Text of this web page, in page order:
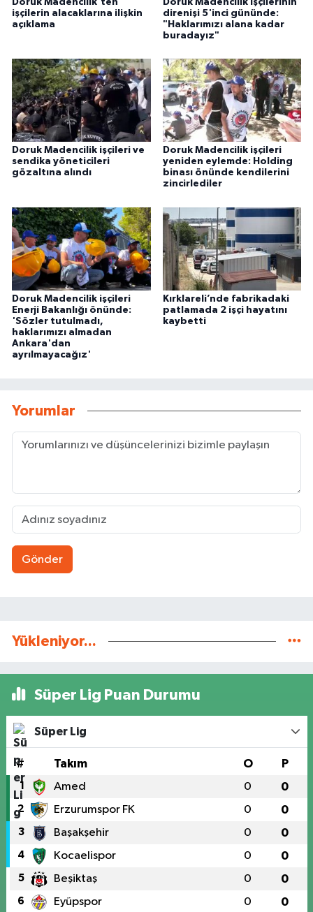
işçilerin alacaklarına ilişkin
açıklama
direnişi 5'inci gününde:
"Haklarımızı alana kadar
buradayız"
Doruk Madencilik işçileri ve
sendika yöneticileri
gözaltına alındı
Doruk Madencilik işçileri
yeniden eylemde: Holding
binası önünde kendilerini
zincirlediler
Doruk Madencilik işçileri
Enerji Bakanlığı önünde:
'Sözler tutulmadı,
haklarımızı almadan
Ankara'dan
ayrılmayacağız'
Kırklareli’nde fabrikadaki
patlamada 2 işçi hayatını
kaybetti
Yorumlar
Gönder
Yükleniyor...
Süper Lig Puan Durumu
Süper Lig
# Takım O P
1 Amed 0 0
2 Erzurumspor FK 0 0
3 Başakşehir 0 0
4 Kocaelispor 0 0
5 Beşiktaş 0 0
6 Eyüpspor 0 0